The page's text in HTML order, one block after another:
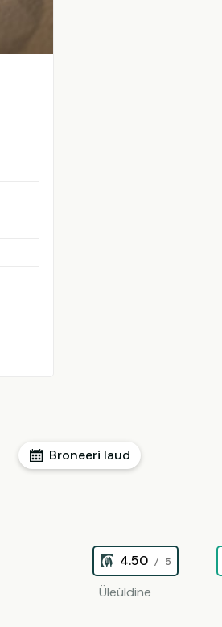
Broneeri laud
4.50 / 5
Üleüldine